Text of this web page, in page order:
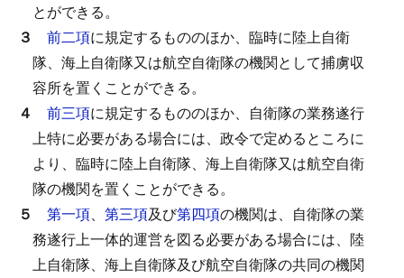
とができる。
３ 前二項に規定するもののほか、臨時に陸上自衛
隊、海上自衛隊又は航空自衛隊の機関として捕虜収
容所を置くことができる。
４ 前三項に規定するもののほか、自衛隊の業務遂行
上特に必要がある場合には、政令で定めるところに
より、臨時に陸上自衛隊、海上自衛隊又は航空自衛
隊の機関を置くことができる。
５ 第一項、 第三項及び第四項の機関は、自衛隊の業
務遂行上一体的運営を図る必要がある場合には、陸
上自衛隊、海上自衛隊及び航空自衛隊の共同の機関